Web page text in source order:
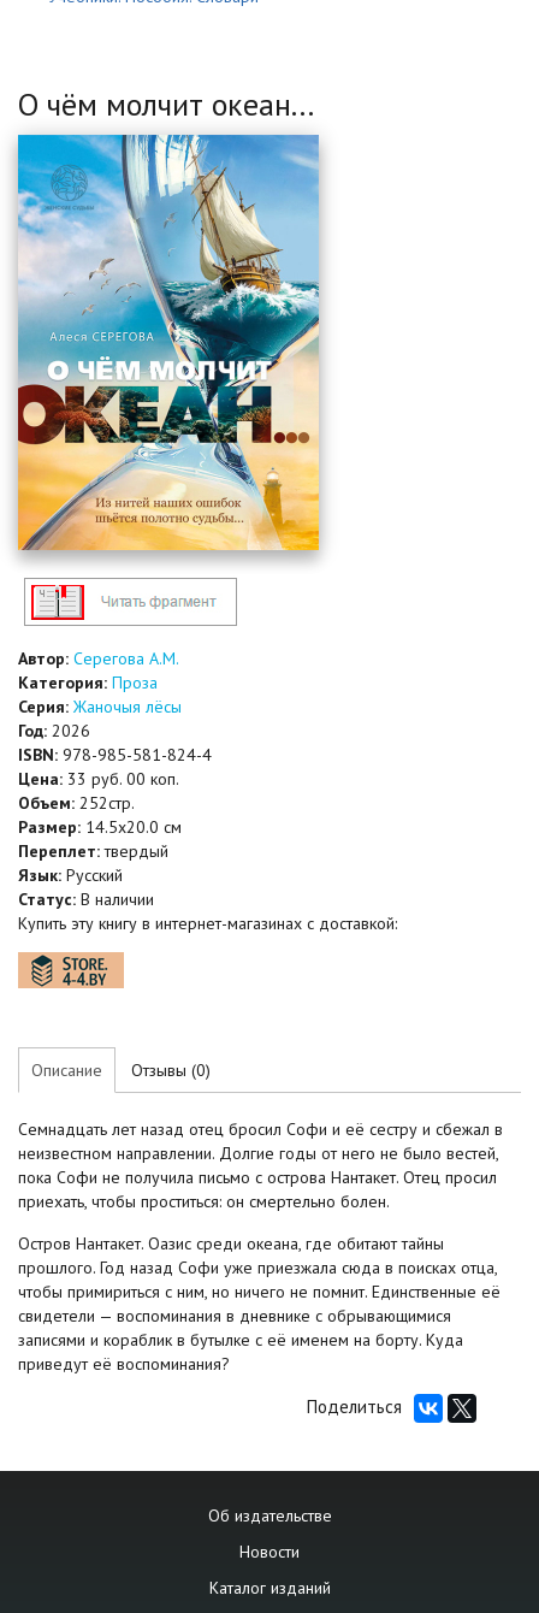
О чём молчит океан...
Автор: Серегова А.М.
Категория: Проза
Серия: Жаночыя лёсы
Год: 2026
ISBN: 978-985-581-824-4
Цена: 33 руб. 00 коп.
Объем: 252стр.
Размер: 14.5x20.0 см
Переплет:твердый
Язык: Русский
Статус: В наличии
Купить эту книгу в интернет-магазинах с доставкой:
Описание Отзывы (0)
Семнадцать лет назад отец бросил Софи и её сестру и сбежал в
неизвестном направлении. Долгие годы от него не было вестей,
пока Софи не получила письмо с острова Нантакет. Отец просил
приехать, чтобы проститься: он смертельно болен.
Остров Нантакет. Оазис среди океана, где обитают тайны
прошлого. Год назад Софи уже приезжала сюда в поисках отца,
чтобы примириться с ним, но ничего не помнит. Единственные её
свидетели — воспоминания в дневнике с обрывающимися
записями и кораблик в бутылке с её именем на борту. Куда
приведут её воспоминания?
Поделиться
Об издательстве
Новости
Каталог изданий